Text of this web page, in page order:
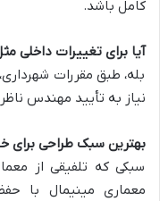
کامل باشد.
آیا برای تغییرات داخلی
بله، طبق مقررات
نیاز به تأیید مهندس
بهترین سبک طراحی
سبکی که تلفیقی از
معماری مینیمال با